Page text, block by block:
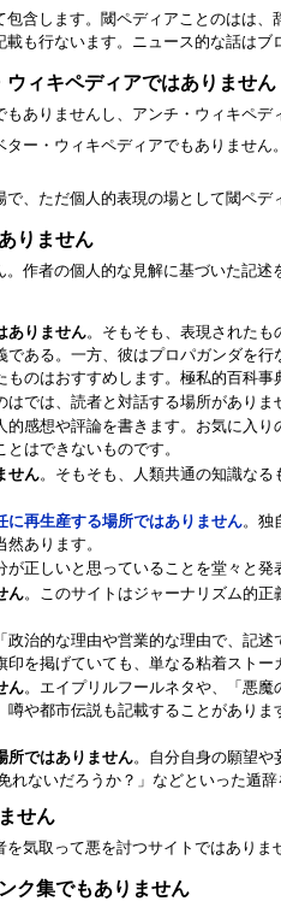
含します。閾ペディアことのはは
も行ないます。ニュース的な話はブ
ィキペディアではありません
ありませんし、アンチ・ウィキペデ
ー・ウィキペディアでもありませ
、ただ個人的表現の場として閾ペデ
りません
作者の個人的な見解に基づいた記
ありません。そもそも、表現された
ある。一方、彼はプロパガンダを
のはおすすめします。極私的百科事
はでは、読者と対話する場所がありま
的感想や評論を書きます。お気に入
はできないものです。
せん。そもそも、人類共通の知識な
に再生産する場所ではありません。独
あります。
が正しいと思っていることを堂々と
ん。このサイトはジャーナリズム的
政治的な理由や営業的な理由で、記
を掲げていても、単なる粘着ストー
ん。エイプリルフールネタや、「悪魔
噂や都市伝説も記載することがあり
所ではありません。自分自身の願望や
ないだろうか？」などといった遁
せん
気取って悪を討つサイトではありま
ク集でもありません